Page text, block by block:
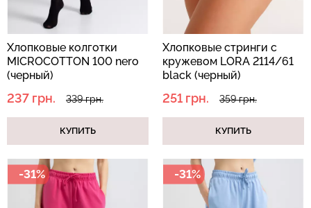
Хлопковые колготки
MICROCOTTON 100 nero
(черный)
237 грн. 339 грн.
КУПИТЬ
Хлопковые стринги с
кружевом LORA 2114/61
black (черный)
251 грн. 359 грн.
КУПИТЬ
-31% -31%